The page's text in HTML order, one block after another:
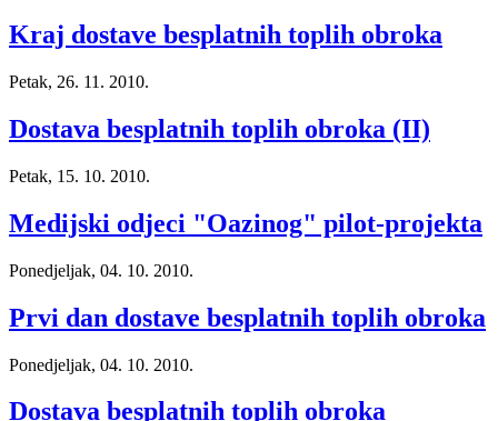
Kraj dostave besplatnih toplih obroka
Petak, 26. 11. 2010.
Dostava besplatnih toplih obroka (II)
Petak, 15. 10. 2010.
Medijski odjeci "Oazinog" pilot-projekta
Ponedjeljak, 04. 10. 2010.
Prvi dan dostave besplatnih toplih obroka
Ponedjeljak, 04. 10. 2010.
Dostava besplatnih toplih obroka